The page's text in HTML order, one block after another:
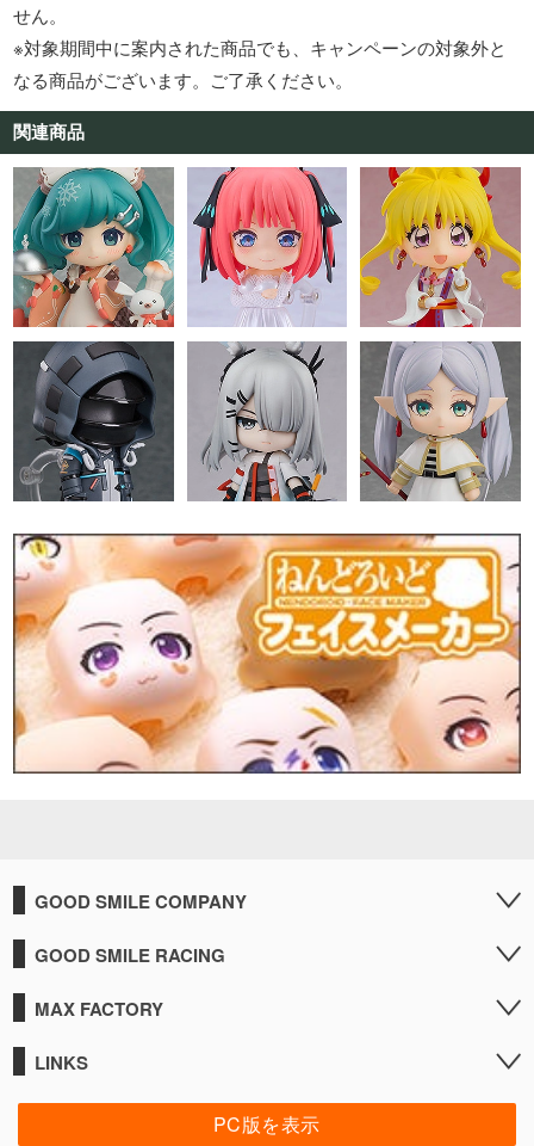
せん。
※対象期間中に案内された商品でも、キャンペーンの対象外と
なる商品がございます。ご了承ください。
関連商品
GOOD SMILE COMPANY
GOOD SMILE RACING
MAX FACTORY
LINKS
PC版を表示